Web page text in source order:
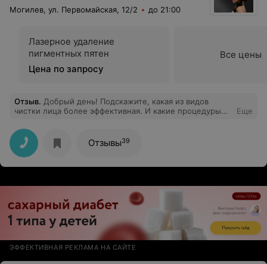
Могилев, ул. Первомайская, 12/2 до 21:00
Лазерное удаление
пигментных пятен
Цена по запросу
Все цены
Отзыв. Добрый день! Подскажите, какая из видов
чистки лица более эффективная. И какие процедуры
Еще
Отзывы39
ЭФФЕКТИВНАЯ РЕКЛАМА НА САЙТЕ